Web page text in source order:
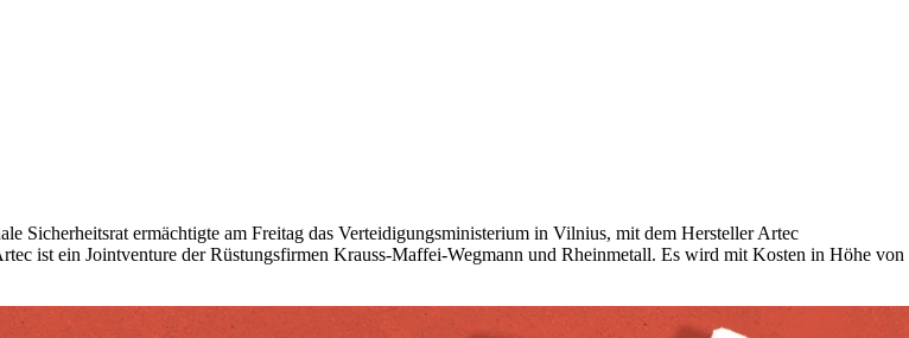
Sicherheitsrat ermächtigte am Freitag das Verteidigungsministerium in Vilnius, mit dem Hersteller Artec
ist ein Jointventure der Rüstungsfirmen Krauss-Maffei-Wegmann und Rheinmetall. Es wird mit Kosten in Höhe von